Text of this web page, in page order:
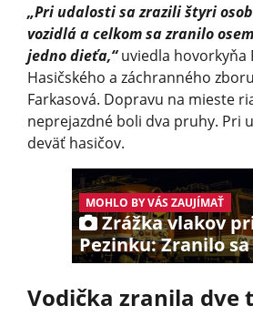
„Pri udalosti sa zrazili štyri
vozidlá a celkom sa zranilo
jedno dieťa,“uviedla hovorkyňa
Hasičského a záchranného
Farkasová. Dopravu na mieste
neprejazdné boli dva pruhy. Pri
deväť hasičov.
MOHLO BY VÁS ZAUJÍMAŤ
Zrážka vlakov
Pezinku: Zranilo
Vodička zranila dve